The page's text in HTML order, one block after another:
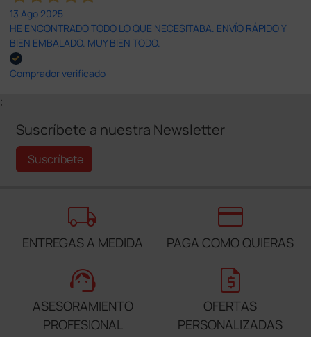
13 Ago 2025
HE ENCONTRADO TODO LO QUE NECESITABA. ENVÍO RÁPIDO Y
BIEN EMBALADO. MUY BIEN TODO.
Comprador verificado
;
Suscríbete a nuestra Newsletter
Suscríbete
local_shipping
ENTREGAS A MEDIDA
credit_card
PAGA COMO QUIERAS
support_agent
ASESORAMIENTO
PROFESIONAL
request_quote
OFERTAS
PERSONALIZADAS